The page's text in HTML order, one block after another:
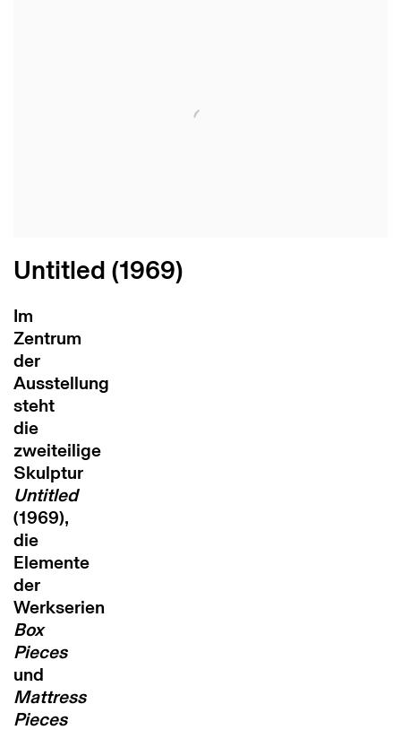
Untitled (1969)
Im
Zentrum
der
Ausstellung
steht
die
zweiteilige
Skulptur
Untitled
(1969),
die
Elemente
der
Werkserien
Box
Pieces
und
Mattress
Pieces